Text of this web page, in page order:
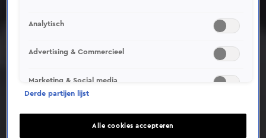
Deze video is niet beschikbaar op je huidige locatie
Analytisch
Advertising & Commercieel
Marketing & Social media
Derde partijen lijst
Alle cookies accepteren